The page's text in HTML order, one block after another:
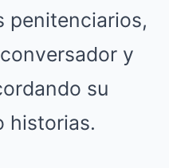
penitenciarios,
y
su
historias.